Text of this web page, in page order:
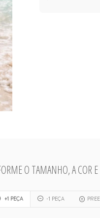
O TAMANHO, A COR
+1 PEÇA -1 PEÇA